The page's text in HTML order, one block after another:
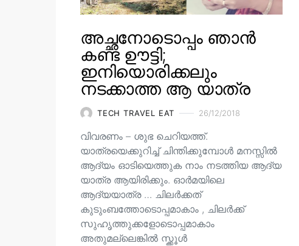
അച്ഛനോടൊപ്പം ഞാൻ
കണ്ട ഊട്ടി;
ഇനിയൊരിക്കലും
നടക്കാത്ത ആ യാത്ര
TECH TRAVEL EAT 26/12/2018
വിവരണം – ശുഭ ചെറിയത്ത്.
യാത്രയെക്കുറിച്ച് ചിന്തിക്കുമ്പോൾ മനസ്സിൽ
ആദ്യം ഓടിയെത്തുക നാം നടത്തിയ ആദ്യ
യാത്ര ആയിരിക്കും. ഓർമയിലെ
ആദ്യയാത്ര … ചിലർക്കത്
കുടുംബത്തോടൊപ്പമാകാം , ചിലർക്ക്
സുഹൃത്തുക്കളോടൊപ്പമാകാം
അതുമല്ലെങ്കിൽ സ്ക്കൂൾ